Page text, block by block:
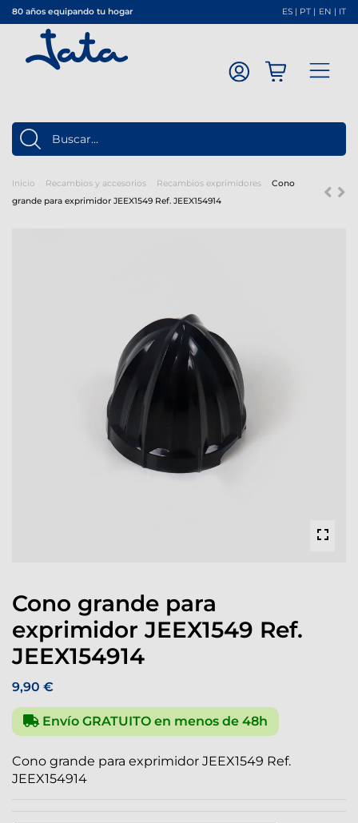
80 años equipando tu hogar ES | PT | EN | IT
Inicio Recambios y accesorios Recambios exprimidores
Cono
grande para exprimidor JEEX1549 Ref. JEEX154914
Cono grande para
exprimidor JEEX1549 Ref.
JEEX154914
9,90 €
Envío GRATUITO en menos de 48h
Cono grande para exprimidor JEEX1549 Ref.
JEEX154914